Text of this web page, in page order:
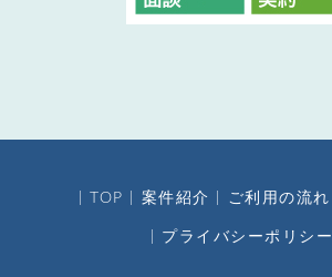
TOP 案件紹介 ご利用の流れ
プライバシーポリシー